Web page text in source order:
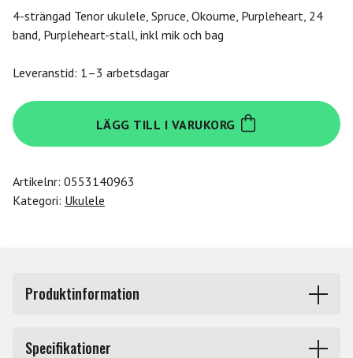
4-strängad Tenor ukulele, Spruce, Okoume, Purpleheart, 24
band, Purpleheart-stall, inkl mik och bag
Leveranstid: 1–3 arbetsdagar
Ibanez
URGT100-
SUY
LÄGG TILL I VARUKORG
Artikelnr: 0553140963
Kategori: Ukulele
Produktinformation
Specifikationer